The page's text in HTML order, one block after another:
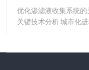
优化渗滤液收集系统的关键技术分析
关键技术分析 城市